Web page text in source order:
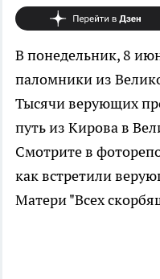
В понедельник, 8
паломники из
Тысячи верующих
путь из Кирова в
Смотрите в
как встретили
Матери "Всех